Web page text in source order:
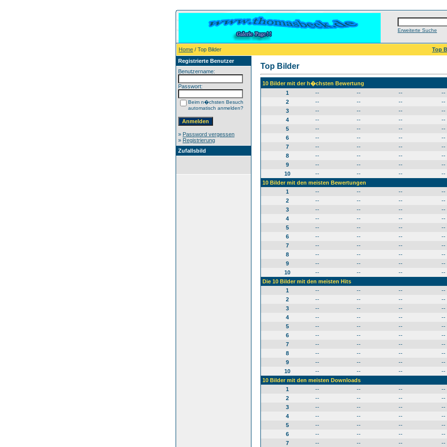
Erweiterte Suche
Home / Top Bilder Top
Registrierte Benutzer
Benutzername:
Passwort:
Beim n�chsten Besuch
automatisch anmelden?
» Password vergessen
» Registrierung
Zufallsbild
Top Bilder
10 Bilder mit der h�chsten Bewertung
1
-- -- --
--
2
-- -- --
--
3
-- -- --
--
4
-- -- --
--
5
-- -- --
--
6
-- -- --
--
7
-- -- --
--
8
-- -- --
--
9
-- -- --
--
10
-- -- --
--
10 Bilder mit den meisten Bewertungen
1
-- -- --
--
2
-- -- --
--
3
-- -- --
--
4
-- -- --
--
5
-- -- --
--
6
-- -- --
--
7
-- -- --
--
8
-- -- --
--
9
-- -- --
--
10
-- -- --
--
Die 10 Bilder mit den meisten Hits
1
-- -- --
--
2
-- -- --
--
3
-- -- --
--
4
-- -- --
--
5
-- -- --
--
6
-- -- --
--
7
-- -- --
--
8
-- -- --
--
9
-- -- --
--
10
-- -- --
--
10 Bilder mit den meisten Downloads
1
-- -- --
--
2
-- -- --
--
3
-- -- --
--
4
-- -- --
--
5
-- -- --
--
6
-- -- --
--
7
-- -- -- --